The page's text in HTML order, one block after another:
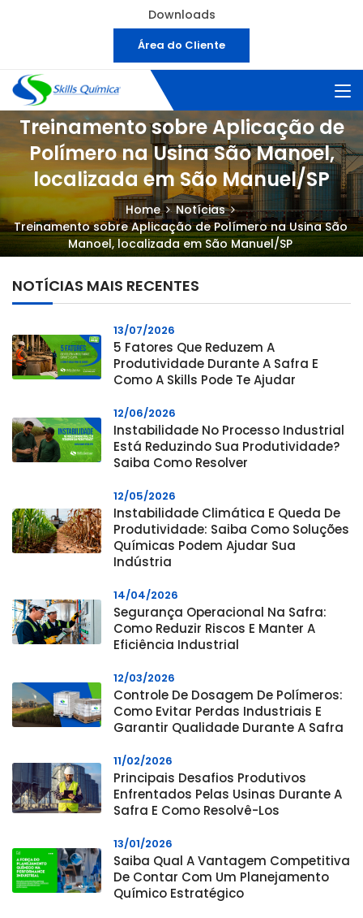
Downloads
Área do Cliente
Treinamento sobre Aplicação de
Polímero na Usina São Manoel,
localizada em São Manuel/SP
Home
Notícias
Treinamento sobre Aplicação de Polímero na Usina São
Manoel, localizada em São Manuel/SP
NOTÍCIAS MAIS RECENTES
13/07/2026
5 Fatores Que Reduzem A
Produtividade Durante A Safra E
Como A Skills Pode Te Ajudar
12/06/2026
Instabilidade No Processo Industrial
Está Reduzindo Sua Produtividade?
Saiba Como Resolver
12/05/2026
Instabilidade Climática E Queda De
Produtividade: Saiba Como Soluções
Químicas Podem Ajudar Sua
Indústria
14/04/2026
Segurança Operacional Na Safra:
Como Reduzir Riscos E Manter A
Eficiência Industrial
12/03/2026
Controle De Dosagem De Polímeros:
Como Evitar Perdas Industriais E
Garantir Qualidade Durante A Safra
11/02/2026
Principais Desafios Produtivos
Enfrentados Pelas Usinas Durante A
Safra E Como Resolvê-Los
13/01/2026
Saiba Qual A Vantagem Competitiva
De Contar Com Um Planejamento
Químico Estratégico